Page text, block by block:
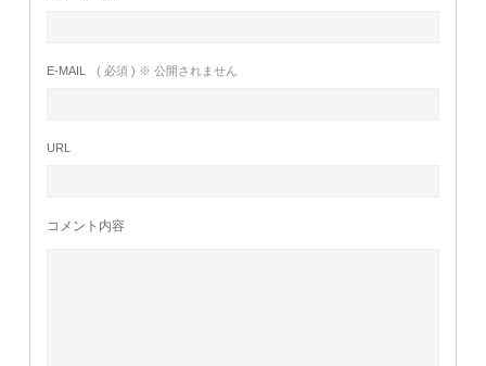
E-MAIL ( 必須 ) ※ 公開されません
URL
コメント内容